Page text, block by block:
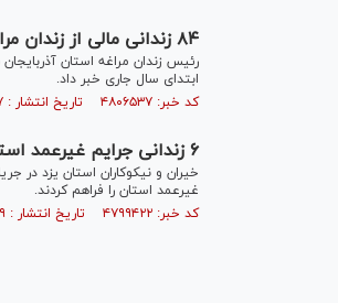
۸۴ زندانی مالی از زندان مراغه آزاد شدند
ابتدای سال جاری خبر داد.
کد خبر: ۴۸۰۶۵۳۷ تاریخ انتشار : ۱۴۰۳/۰۹/۰۷
۶ زندانی جرایم غیرعمد استان یزد در پویش «دوشنبه‌های رهایی» آزاد شدند
غیرعمد استان را فراهم کردند.
کد خبر: ۴۷۹۹۴۲۲ تاریخ انتشار : ۱۴۰۳/۰۷/۲۹